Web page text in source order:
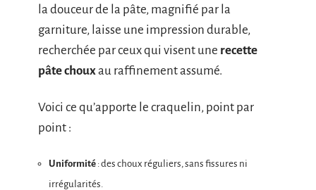
la douceur de la pâte, magnifié par la
garniture, laisse une impression durable,
recherchée par ceux qui visent une recette
pâte chouxau raffinement assumé.
Voici ce qu’apporte le craquelin, point par
point :
Uniformité : des choux réguliers, sans fissures ni
irrégularités.